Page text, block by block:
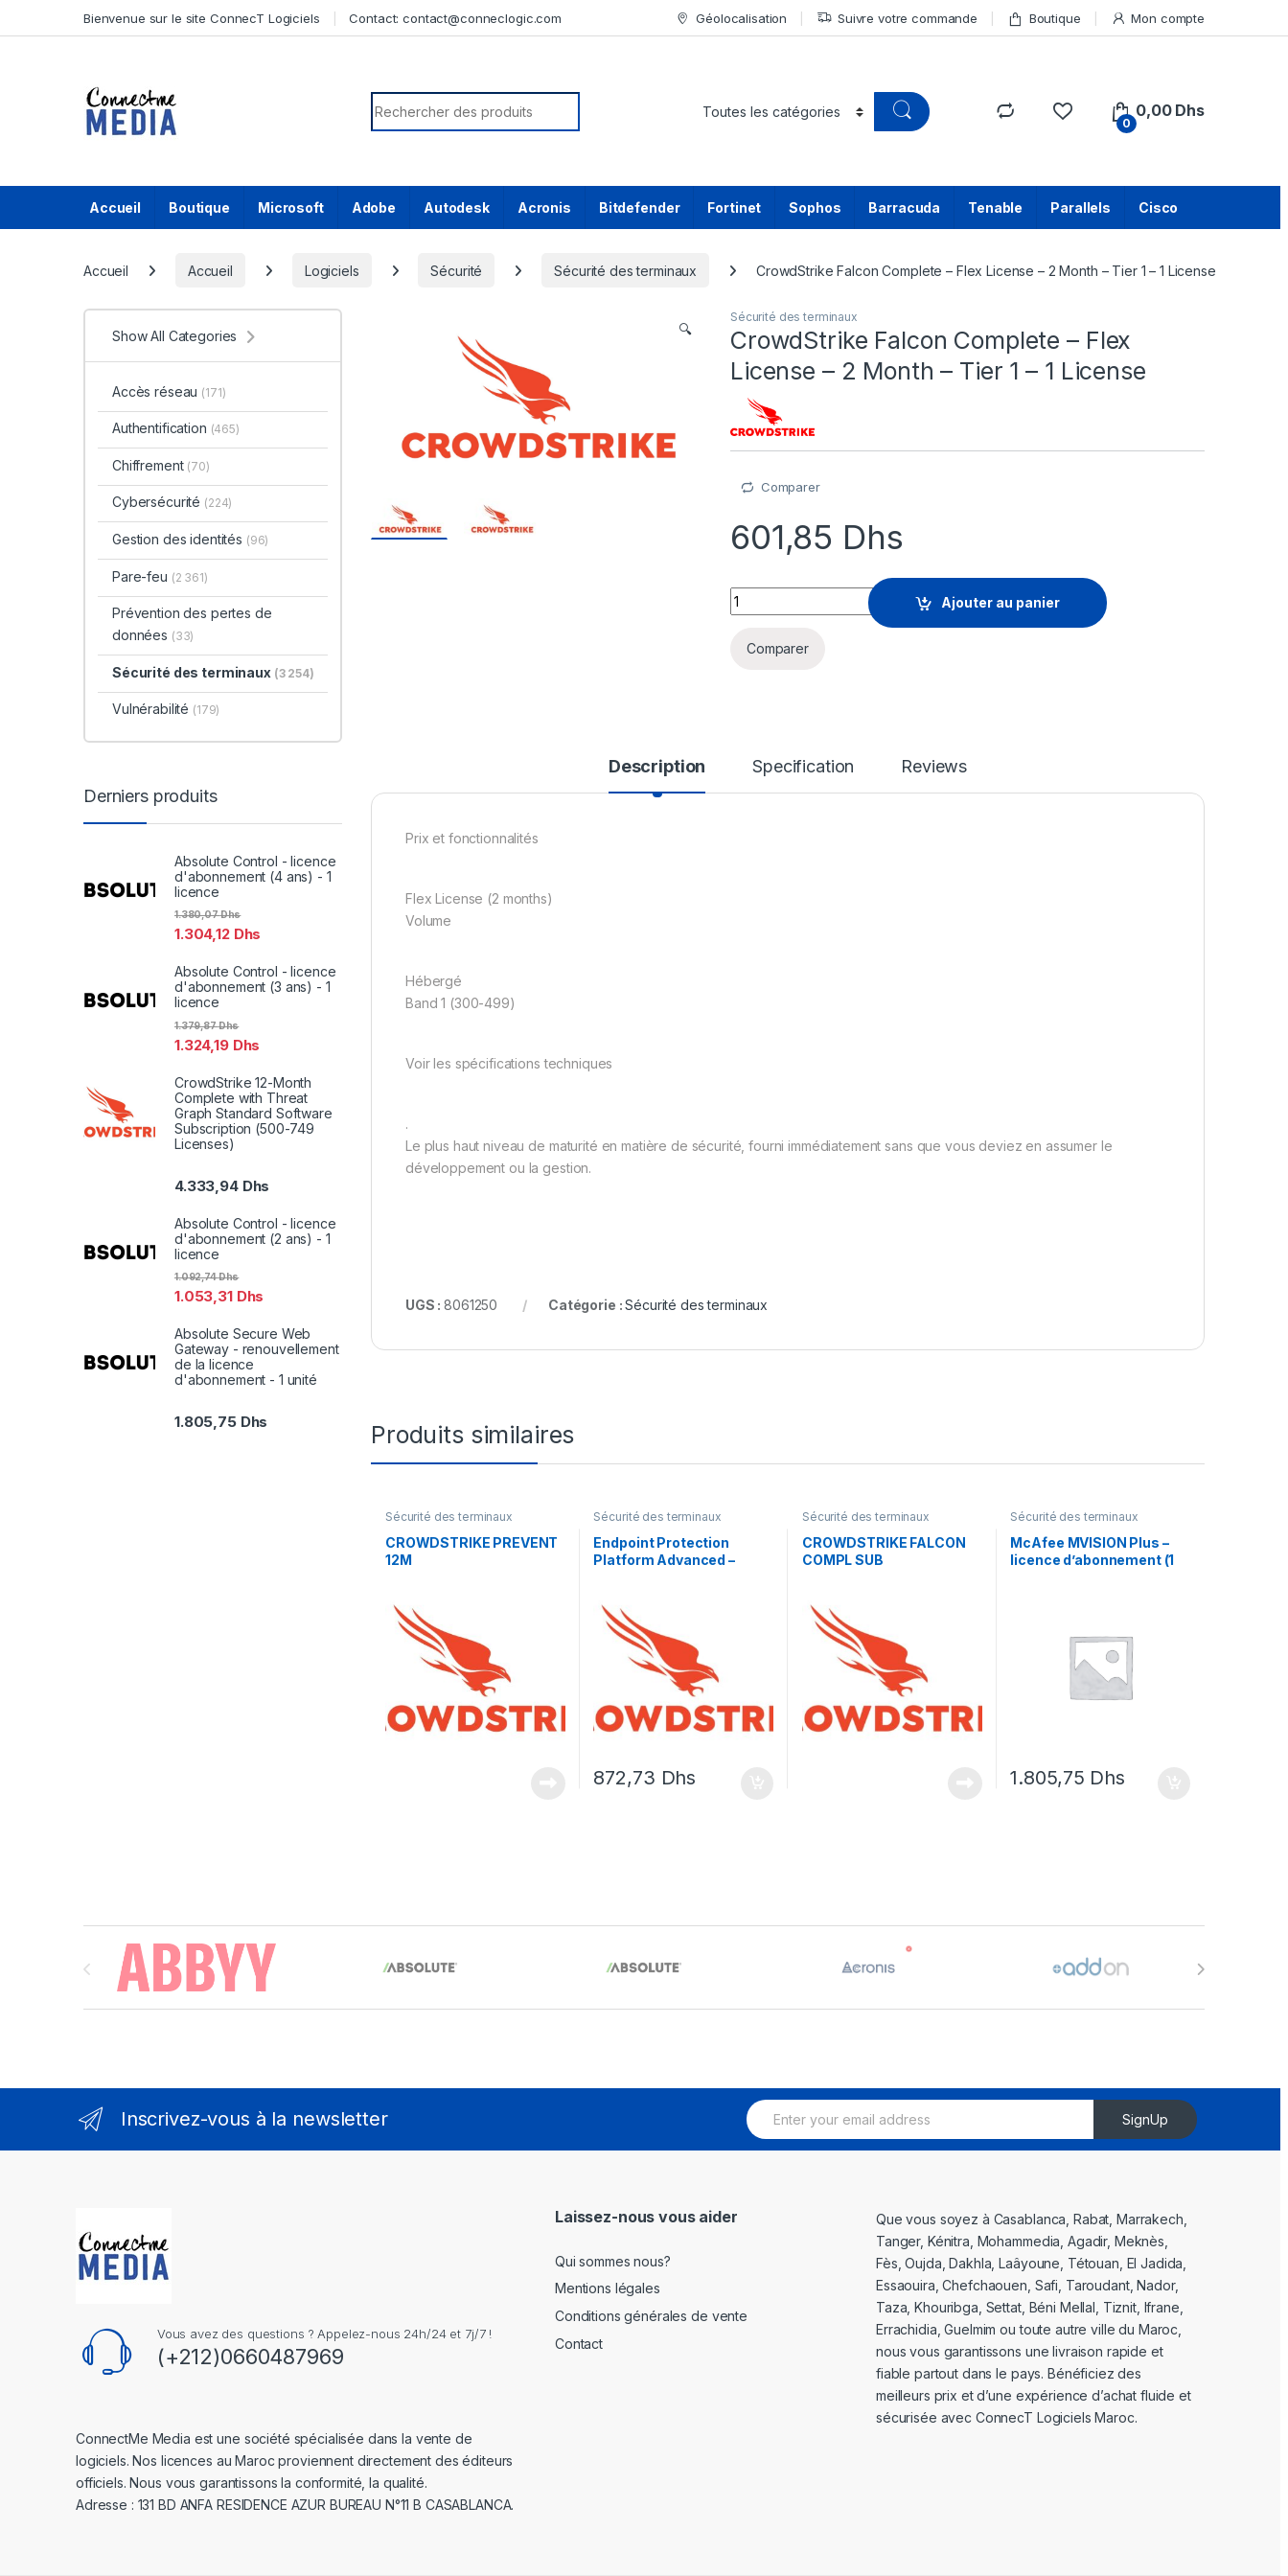
Bienvenue sur le site ConnecT Logiciels Contact:contact@conneclogic.com Géolocalisation Suivre votre commande Boutique Mon compte
Search for:
0
0,00 Dhs
Accueil Boutique Microsoft Adobe Autodesk Acronis Bitdefender Fortinet Sophos Barracuda Tenable Parallels Cisco
Accueil Accueil Logiciels Sécurité Sécurité des terminaux CrowdStrike Falcon Complete – Flex License – 2 Month – Tier 1 – 1 License
🔍
Sécurité des terminaux
CrowdStrike Falcon Complete – Flex
License – 2 Month – Tier 1 – 1 License
Comparer
601,85 Dhs
CrowdStrike Falcon Complete - Flex License - 2 Month - Tier 1 - 1 License quantity
Ajouter au panier
Comparer
Description Specification Reviews
Prix et fonctionnalités
Flex License (2 months)
Volume
Hébergé
Band 1 (300-499)
Voir les spécifications techniques
.
Le plus haut niveau de maturité en matière de sécurité, fourni immédiatement sans que vous deviez en assumer le
développement ou la gestion.
UGS :8061250 Catégorie :Sécurité des terminaux
Produits similaires
Sécurité des terminaux
CROWDSTRIKE PREVENT
12M
Sécurité des terminaux
Endpoint Protection
Platform Advanced –
872,73 Dhs
Sécurité des terminaux
CROWDSTRIKE FALCON
COMPL SUB
Sécurité des terminaux
McAfee MVISION Plus –
licence d’abonnement (1
1.805,75 Dhs
Show All Categories
Accès réseau (171)
Authentification (465)
Chiffrement (70)
Cybersécurité (224)
Gestion des identités (96)
Pare-feu (2 361)
Prévention des pertes de
données (33)
Sécurité des terminaux (3 254)
Vulnérabilité (179)
Derniers produits
Absolute Control - licence
d'abonnement (4 ans) - 1
licence
1.304,12 Dhs
1.380,07Dhs
Absolute Control - licence
d'abonnement (3 ans) - 1
licence
1.324,19 Dhs
1.379,87Dhs
CrowdStrike 12-Month
Complete with Threat
Graph Standard Software
Subscription (500-749
Licenses)
4.333,94 Dhs
Absolute Control - licence
d'abonnement (2 ans) - 1
licence
1.053,31 Dhs
1.092,74Dhs
Absolute Secure Web
Gateway - renouvellement
de la licence
d'abonnement - 1 unité
1.805,75 Dhs
Brands Carousel
Inscrivez-vous à la newsletter
E
m
SignUp
Vous avez des questions ? Appelez-nous 24h/24 et 7j/7 !
(+212)0660487969
ConnectMe Media est une société spécialisée dans la vente de
logiciels. Nos licences au Maroc proviennent directement des éditeurs
officiels. Nous vous garantissons la conformité, la qualité.
Adresse : 131 BD ANFA RESIDENCE AZUR BUREAU N°11 B CASABLANCA.
Laissez-nous vous aider
Qui sommes nous?
Mentions légales
Conditions générales de vente
Contact
Que vous soyez à Casablanca, Rabat, Marrakech,
Tanger, Kénitra, Mohammedia, Agadir, Meknès,
Fès, Oujda, Dakhla, Laâyoune, Tétouan, El Jadida,
Essaouira, Chefchaouen, Safi, Taroudant, Nador,
Taza, Khouribga, Settat, Béni Mellal, Tiznit, Ifrane,
Errachidia, Guelmim ou toute autre ville du Maroc,
nous vous garantissons une livraison rapide et
fiable partout dans le pays. Bénéficiez des
meilleurs prix et d’une expérience d’achat fluide et
sécurisée avec ConnecT Logiciels Maroc.